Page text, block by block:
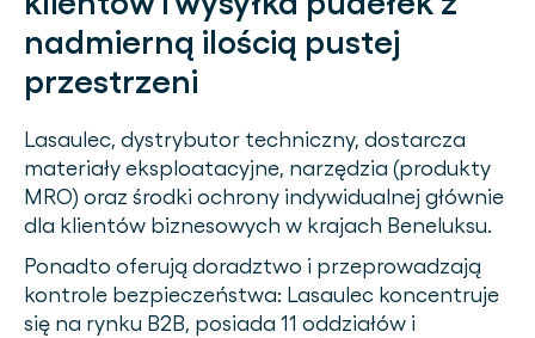
nadmierną ilością pustej
przestrzeni
Lasaulec, dystrybutor techniczny, dostarcza
materiały eksploatacyjne, narzędzia (produkty
MRO) oraz środki ochrony indywidualnej głównie
dla klientów biznesowych w krajach Beneluksu.
Ponadto oferują doradztwo i przeprowadzają
kontrole bezpieczeństwa: Lasaulec koncentruje
się na rynku B2B, posiada 11 oddziałów i